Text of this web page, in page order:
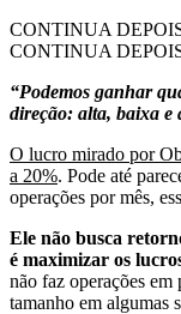
CONTINUA
CONTINUA
“Podemos ganhar
direção: alta, baixa e
O lucro mirado por
a 20%. Pode até
operações por mês,
Ele não busca
é maximizar os
não faz operações em
tamanho em algumas